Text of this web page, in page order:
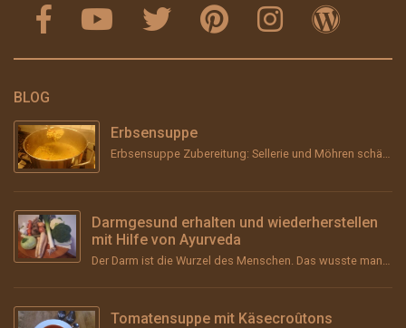
BLOG
Erbsensuppe
Darmgesund erhalten und wiederherstellen
mit Hilfe von Ayurveda
Tomatensuppe mit Käsecroûtons